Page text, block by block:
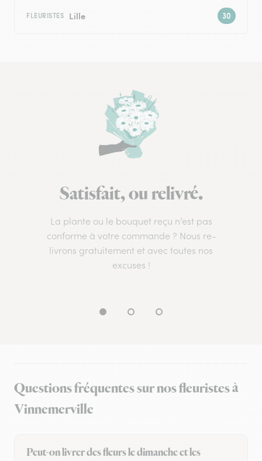
FLEURISTES Lille
Satisfait, ou relivré.
La plante ou le bouquet reçu n’est pas
conforme à votre commande ? Nous re-
livrons gratuitement et avec toutes nos
excuses !
Questions fréquentes sur nos fleuristes à
Vinnemerville
Peut-on livrer des fleurs le dimanche et les